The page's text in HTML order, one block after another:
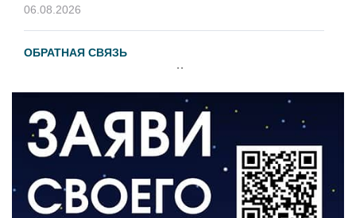
06.08.2026
ОБРАТНАЯ СВЯЗЬ
Администрация онлайн
ВЛАСТЬ
День памяти и «Симфония народов»
06.08.2026